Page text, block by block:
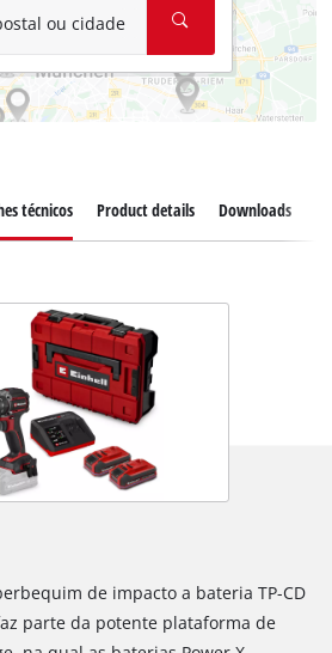
ou cidade
técnicos Product details Downloads
de impacto a bateria TP-CD
parte da potente plataforma de